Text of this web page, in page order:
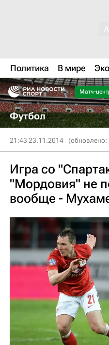
Политика В мире
Матч-
Футбол
21:43 23.11.2014
Игра со
"Мордовия" не
вообще -